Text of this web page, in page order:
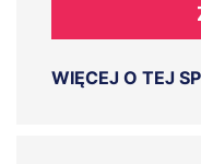
WIĘCEJ O TEJ